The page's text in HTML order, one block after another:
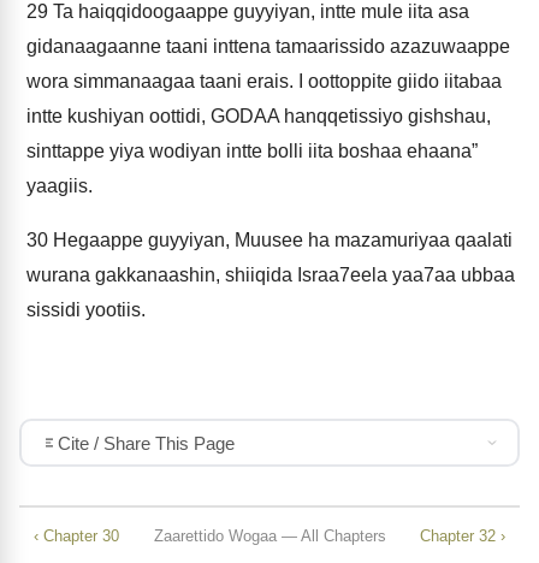
29 Ta haiqqidoogaappe guyyiyan, intte mule iita asa
gidanaagaanne taani inttena tamaarissido azazuwaappe
wora simmanaagaa taani erais. I oottoppite giido iitabaa
intte kushiyan oottidi, GODAA hanqqetissiyo gishshau,
sinttappe yiya wodiyan intte bolli iita boshaa ehaana”
yaagiis.
30 Hegaappe guyyiyan, Muusee ha mazamuriyaa qaalati
wurana gakkanaashin, shiiqida Israa7eela yaa7aa ubbaa
sissidi yootiis.
Cite / Share This Page
‹ Chapter 30 Zaarettido Wogaa — All Chapters Chapter 32 ›